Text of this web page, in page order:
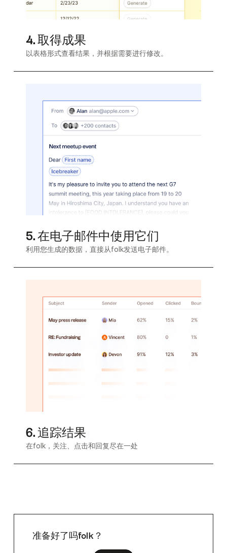
4. 取得成果
以表格形式查看结果，并根据需要进行修改。
5. 在电子邮件中使用它们
利用您生成的数据，直接从folk发送电子邮件。
6. 追踪结果
在folk，关注、点击和回复尽在一处
准备好了吗folk？